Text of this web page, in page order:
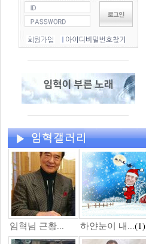
임혁님 근황... 하얀눈이 내...(1)